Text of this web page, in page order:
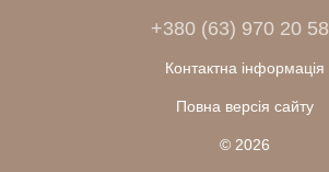
+380 (63) 970 20 58
Контактна інформація
Повна версія сайту
© 2026